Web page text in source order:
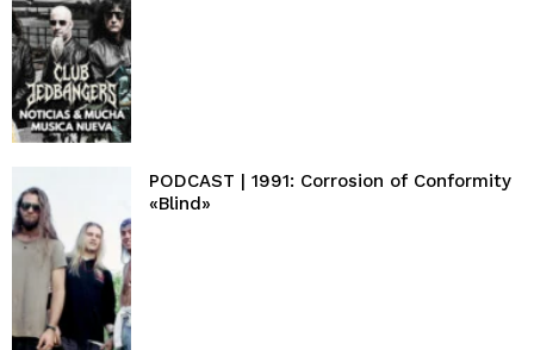
PODCAST | 1991: Corrosion of Conformity
«Blind»